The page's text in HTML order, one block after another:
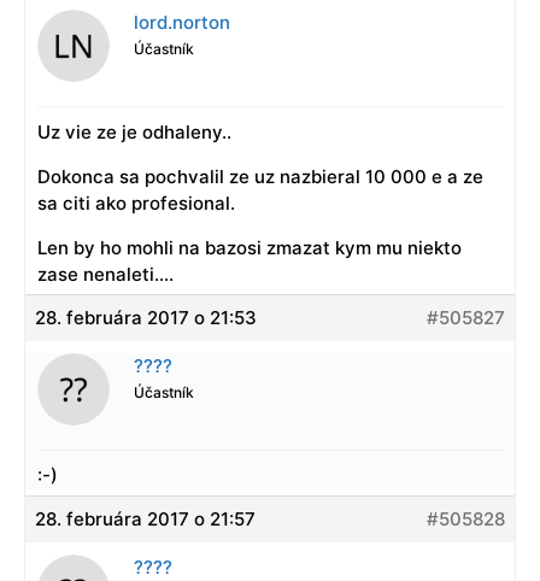
lord.norton
Účastník
Uz vie ze je odhaleny..
Dokonca sa pochvalil ze uz nazbieral 10 000 e a ze
sa citi ako profesional.
Len by ho mohli na bazosi zmazat kym mu niekto
zase nenaleti….
28. februára 2017 o 21:53
#505827
????
Účastník
:-)
28. februára 2017 o 21:57
#505828
????